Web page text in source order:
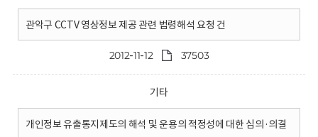
관악구 CCTV 영상정보 제공 관련 법령해석 요청 건
2012-11-12 37503
기타
개인정보 유출통지제도의 해석 및 운용의 적정성에 대한 심의·의결